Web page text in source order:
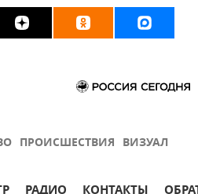
ПРОИСШЕСТВИЯ ВИЗУАЛ